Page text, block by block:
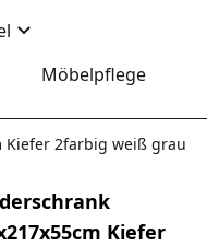
Möbelpflege
Kiefer 2farbig weiß grau
Kiefer